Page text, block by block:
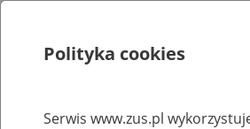
Polityka cookies
Serwis www.zus.pl